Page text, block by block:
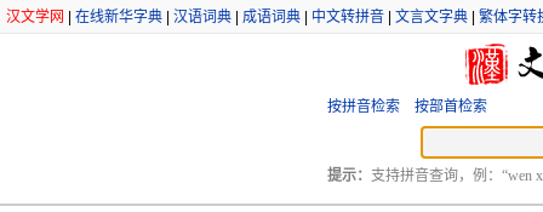
汉文学网 在线新华字典 汉语词典 成语词典 中文转拼音 文言文字典 繁体字转
按拼音检索 按部首检索
提示： 支持拼音查询，例：“wen